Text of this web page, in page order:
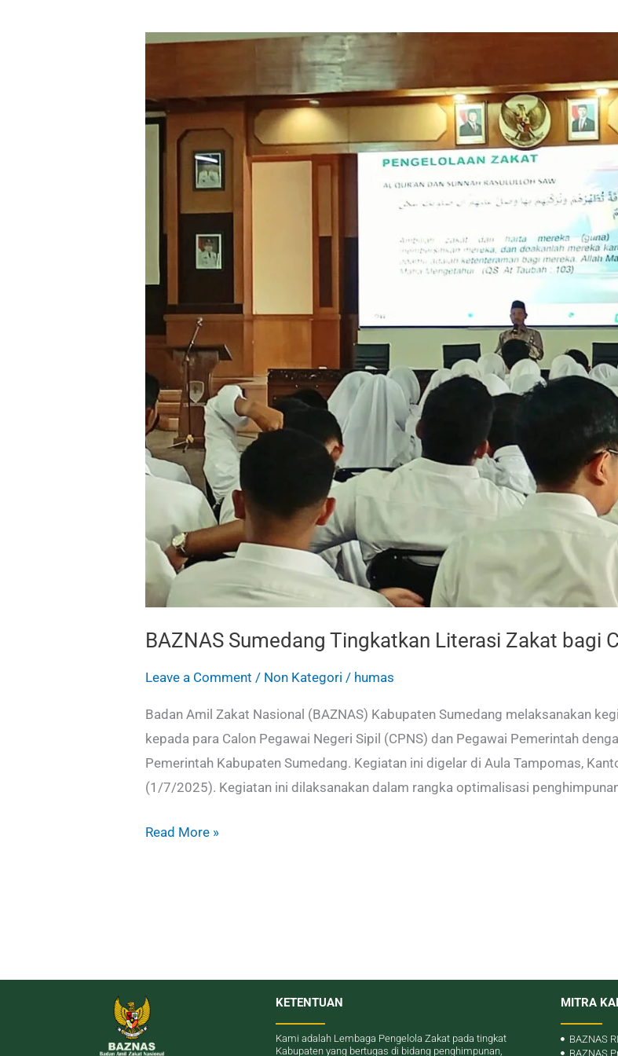
BAZNAS Sumedang Tingkatkan Literasi Zakat bagi
Leave a Comment / Non Kategori / humas
Badan Amil Zakat Nasional (BAZNAS) Kabupaten Sumedang melaksanakan
kepada para Calon Pegawai Negeri Sipil (CPNS) dan Pegawai Pemerintah
Pemerintah Kabupaten Sumedang. Kegiatan ini digelar di Aula Tampomas,
(1/7/2025). Kegiatan ini dilaksanakan dalam rangka optimalisasi
BAZNAS
Literasi
Zakat
PPPK
Pemkab
Read More »
KETENTUAN
Kami adalah Lembaga Pengelola Zakat pada tingkat
Kabupaten yang bertugas di bidang penghimpunan,
MITRA
BAZNAS RI
BAZNAS